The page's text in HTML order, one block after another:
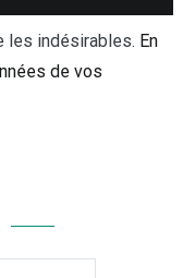
les indésirables. En
de vos